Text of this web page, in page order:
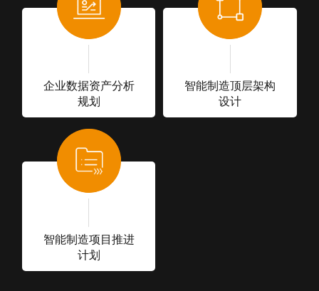
企业数据资产分析
规划
智能制造顶层架构
设计
智能制造项目推进
计划